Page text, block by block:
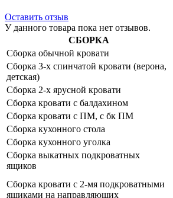
Оставить отзыв
У данного товара пока нет отзывов.
СБОРКА
Сборка обычной кровати
Сборка 3-х спинчатой кровати (верона,
детская)
Сборка 2-х ярусной кровати
Сборка кровати с балдахином
Сборка кровати с ПМ, с бк ПМ
Сборка кухонного стола
Сборка кухонного уголка
Сборка выкатных подкроватных
ящиков
Сборка кровати с 2-мя подкроватными
ящиками на направляющих